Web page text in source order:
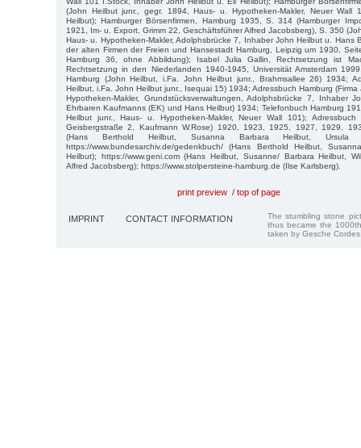
(John Heilbut junr., gegr. 1894, Haus- u. Hypotheken-Makler, Neuer Wall
Heilbut); Hamburger Börsenfirmen, Hamburg 1935, S. 314 (Hamburger
1921, Im- u. Export, Grimm 22, Geschäftsführer Alfred Jacobsberg), S. 350
Haus- u. Hypotheken-Makler, Adolphsbrücke 7, Inhaber John Heilbut u. Hans
der alten Firmen der Freien und Hansestadt Hamburg, Leipzig um 1930,
Hamburg 36, ohne Abbildung); Isabel Julia Gallin, Rechtsetzung ist
Rechtsetzung in den Niederlanden 1940-1945, Universität Amsterdam
Hamburg (John Heilbut, i.Fa. John Heilbut junr., Brahmsallee 26) 1934;
Heilbut, i.Fa. John Heilbut junr., Isequai 15) 1934; Adressbuch Hamburg
Hypotheken-Makler, Grundstücksverwaltungen, Adolphsbrücke 7, Inhaber
Ehrbaren Kaufmanns (EK) und Hans Heilbut) 1934; Telefonbuch Hamburg
Heilbut junr., Haus- u. Hypotheken-Makler, Neuer Wall 101); Adressbuch
Geisbergstraße 2, Kaufmann W.Rose) 1920, 1923, 1925, 1927, 1929,
(Hans Berthold Heilbut, Susanna Barbara Heilbut, Ursula
https://www.bundesarchiv.de/gedenkbuch/ (Hans Berthold Heilbut,
Heilbut); https://www.geni.com (Hans Heilbut, Susanne/ Barbara Heilbut,
Alfred Jacobsberg); https://www.stolpersteine-hamburg.de (Ilse Karlsberg).
print preview / top of page
IMPRINT CONTACT INFORMATION
The stumbling stone
thus became the
taken by Gesche